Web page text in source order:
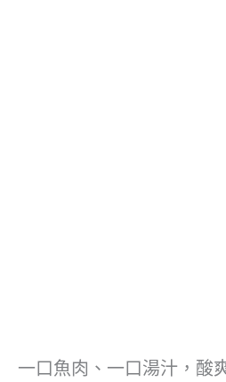
一口魚肉、一口湯汁，酸